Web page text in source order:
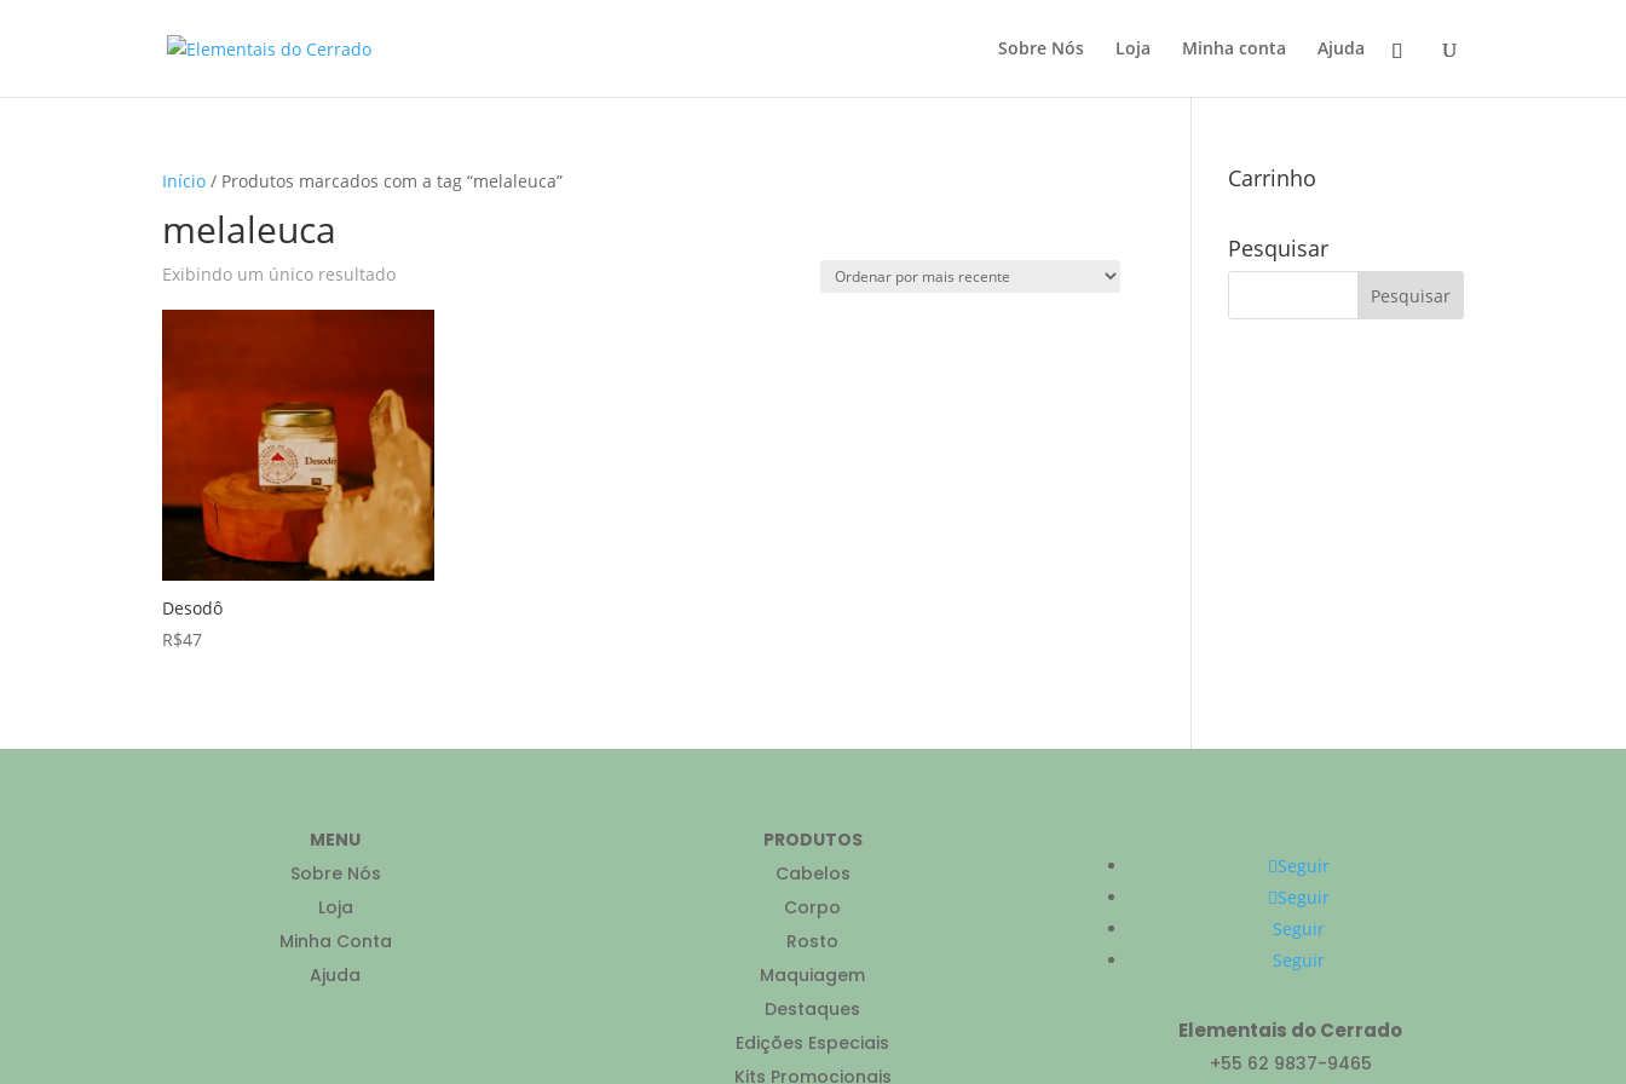
Sobre Nós Loja Minha conta Ajuda
Início / Produtos marcados com a tag “melaleuca”
melaleuca
Exibindo um único resultado
Desodô
R$47
Carrinho
Pesquisar
MENU
Sobre Nós
Loja
Minha Conta
Ajuda
PRODUTOS
Cabelos
Corpo
Rosto
Maquiagem
Destaques
Edições Especiais
Kits Promocionais
Seguir
Seguir
Seguir
Seguir
Elementais do Cerrado
+55 62 9837-9465